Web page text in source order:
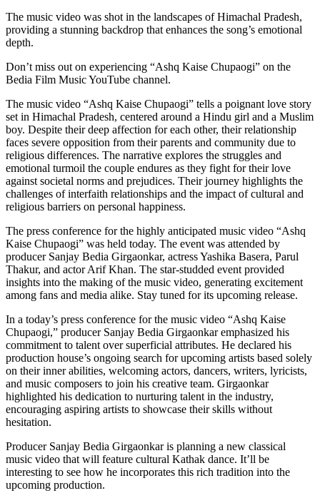
The music video was shot in the landscapes of Himachal Pradesh,
providing a stunning backdrop that enhances the song’s emotional
depth.
Don’t miss out on experiencing “Ashq Kaise Chupaogi” on the
Bedia Film Music YouTube channel.
The music video “Ashq Kaise Chupaogi” tells a poignant love story
set in Himachal Pradesh, centered around a Hindu girl and a Muslim
boy. Despite their deep affection for each other, their relationship
faces severe opposition from their parents and community due to
religious differences. The narrative explores the struggles and
emotional turmoil the couple endures as they fight for their love
against societal norms and prejudices. Their journey highlights the
challenges of interfaith relationships and the impact of cultural and
religious barriers on personal happiness.
The press conference for the highly anticipated music video “Ashq
Kaise Chupaogi” was held today. The event was attended by
producer Sanjay Bedia Girgaonkar, actress Yashika Basera, Parul
Thakur, and actor Arif Khan. The star-studded event provided
insights into the making of the music video, generating excitement
among fans and media alike. Stay tuned for its upcoming release.
In a today’s press conference for the music video “Ashq Kaise
Chupaogi,” producer Sanjay Bedia Girgaonkar emphasized his
commitment to talent over superficial attributes. He declared his
production house’s ongoing search for upcoming artists based solely
on their inner abilities, welcoming actors, dancers, writers, lyricists,
and music composers to join his creative team. Girgaonkar
highlighted his dedication to nurturing talent in the industry,
encouraging aspiring artists to showcase their skills without
hesitation.
Producer Sanjay Bedia Girgaonkar is planning a new classical
music video that will feature cultural Kathak dance. It’ll be
interesting to see how he incorporates this rich tradition into the
upcoming production.